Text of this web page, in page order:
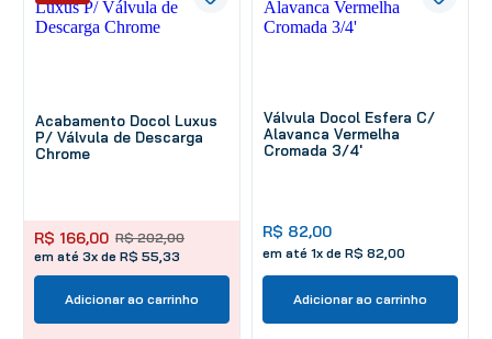
Acabamento Docol Luxus
P/ Válvula de Descarga
Chrome
R$ 202,00
R$ 166,00
em até 3x de R$ 55,33
Adicionar ao carrinho
Válvula Docol Esfera C/
Alavanca Vermelha
Cromada 3/4'
R$ 82,00
em até 1x de R$ 82 00
Adicionar ao carrinho